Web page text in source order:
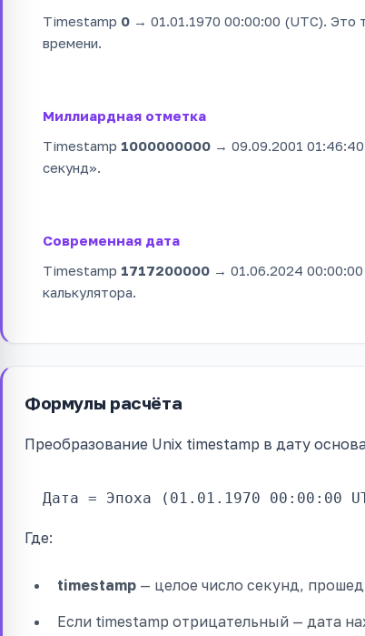
Timestamp 0 → 01.01.1970 00:00:00 (UTC). Это
времени.
Миллиардная отметка
Timestamp 1000000000 → 09.09.2001 01:46:40
секунд».
Современная дата
Timestamp 1717200000 → 01.06.2024 00:00:00
калькулятора.
Формулы расчёта
Преобразование Unix timestamp в дату
Дата = Эпоха (01.01.1970 00:00:00
Где:
timestamp — целое число секунд,
Если timestamp отрицательный — дата